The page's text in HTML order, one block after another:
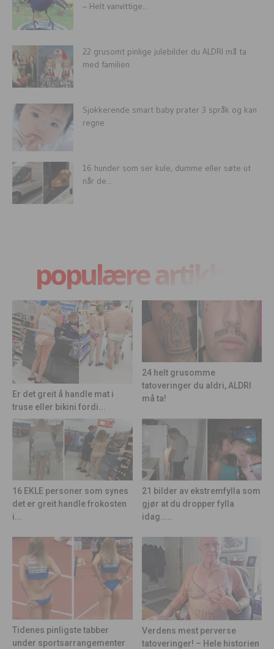
– Helt vanvittige...
22 grusomt pinlige julebilder du ALDRI må ta
med familien
Sjokkerende smart baby prater 3 språk og kan
regne
16 hunder som ser kule, dumme eller søte ut
når de...
populære artikler
Er det greit å handle mat i
truse eller bikini fordi...
24 helt grusomme
tatoveringer du aldri, ALDRI
må ta!
16 EKLE personer som synes
det er greit handle frokosten
i...
21 bilder av ekstremfylla som
gjør at du dropper fylla
idag.....
Tidenes pinligste tabber
under sportsarrangementer
Verdens mest perverse
tatoveringer! – Hele historien